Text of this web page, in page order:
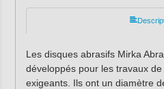
Les disques abrasifs Mirka
développés pour les travaux
exigeants. Ils ont un diamètre